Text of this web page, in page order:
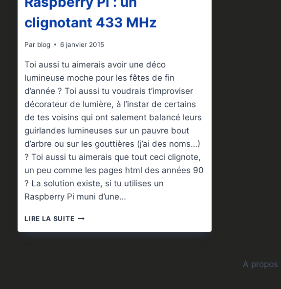
clignotant 433 MHz
Par blog 6 janvier 2015
Toi aussi tu aimerais avoir une déco
lumineuse moche pour les fêtes de fin
d’année ? Toi aussi tu voudrais t’improviser
décorateur de lumière, à l’instar de certains
de tes voisins qui ont salement balancé leurs
guirlandes lumineuses sur un pauvre bout
d’arbre ou sur les gouttières (j’ai des noms…)
? Toi aussi tu aimerais que tout ceci clignote,
un peu comme les pages html des années 90
? La solution existe, si tu utilises un
Raspberry Pi muni d’une…
LIRE LA SUITERASPBERRY
A propos